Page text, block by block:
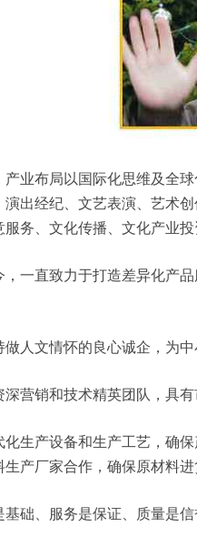
业布局以国际化思维及全
出经纪、文艺表演、艺术
务、文化传播、文化产业
一直致力于打造差异化产
人文情怀的良心诚企，为
营销和技术精英团队，具
生产设备和生产工艺，确
产厂家合作，确保原材料
础、服务是保证、质量是